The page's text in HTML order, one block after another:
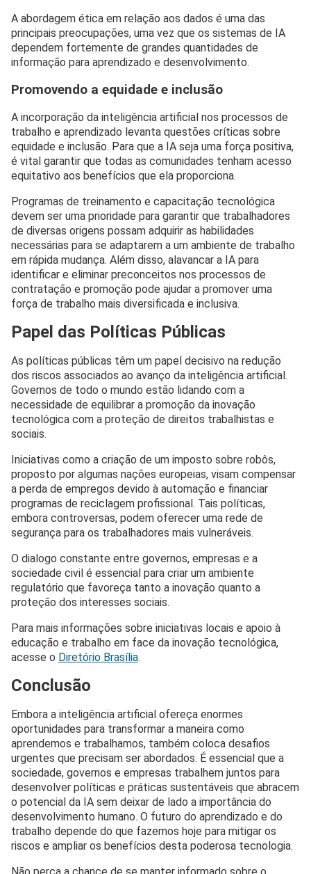
A abordagem ética em relação aos dados é uma das
principais preocupações, uma vez que os sistemas de IA
dependem fortemente de grandes quantidades de
informação para aprendizado e desenvolvimento.
Promovendo a equidade e inclusão
A incorporação da inteligência artificial nos processos de
trabalho e aprendizado levanta questões críticas sobre
equidade e inclusão. Para que a IA seja uma força positiva,
é vital garantir que todas as comunidades tenham acesso
equitativo aos benefícios que ela proporciona.
Programas de treinamento e capacitação tecnológica
devem ser uma prioridade para garantir que trabalhadores
de diversas origens possam adquirir as habilidades
necessárias para se adaptarem a um ambiente de trabalho
em rápida mudança. Além disso, alavancar a IA para
identificar e eliminar preconceitos nos processos de
contratação e promoção pode ajudar a promover uma
força de trabalho mais diversificada e inclusiva.
Papel das Políticas Públicas
As políticas públicas têm um papel decisivo na redução
dos riscos associados ao avanço da inteligência artificial.
Governos de todo o mundo estão lidando com a
necessidade de equilibrar a promoção da inovação
tecnológica com a proteção de direitos trabalhistas e
sociais.
Iniciativas como a criação de um imposto sobre robôs,
proposto por algumas nações europeias, visam compensar
a perda de empregos devido à automação e financiar
programas de reciclagem profissional. Tais políticas,
embora controversas, podem oferecer uma rede de
segurança para os trabalhadores mais vulneráveis.
O dialogo constante entre governos, empresas e a
sociedade civil é essencial para criar um ambiente
regulatório que favoreça tanto a inovação quanto a
proteção dos interesses sociais.
Para mais informações sobre iniciativas locais e apoio à
educação e trabalho em face da inovação tecnológica,
acesse o Diretório Brasília.
Conclusão
Embora a inteligência artificial ofereça enormes
oportunidades para transformar a maneira como
aprendemos e trabalhamos, também coloca desafios
urgentes que precisam ser abordados. É essencial que a
sociedade, governos e empresas trabalhem juntos para
desenvolver políticas e práticas sustentáveis que abracem
o potencial da IA sem deixar de lado a importância do
desenvolvimento humano. O futuro do aprendizado e do
trabalho depende do que fazemos hoje para mitigar os
riscos e ampliar os benefícios desta poderosa tecnologia.